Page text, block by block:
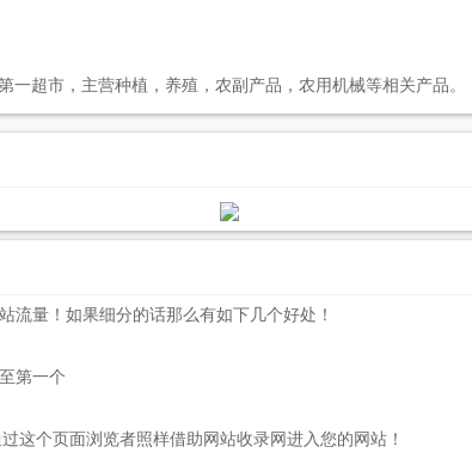
超市，主营种植，养殖，农副产品，农用机械等相关产品。
流量！如果细分的话那么有如下几个好处！
第一个
这个页面浏览者照样借助网站收录网进入您的网站！